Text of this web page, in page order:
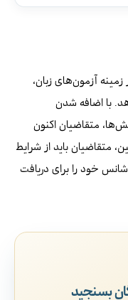
به‌ویژه در زمینه آزمون‌های زبان،
با اضافه شدن
متقاضیان اکنون
متقاضیان باید از شرایط
خود را برای دریافت
بسنجید